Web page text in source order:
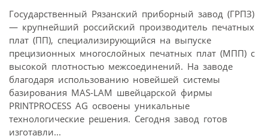
Государственный Рязанский приборный завод (ГРПЗ)
— крупнейший российский производитель печатных
плат (ПП), специализирующийся на выпуске
прецизионных многослойных печатных плат (МПП) с
высокой плотностью межсоединений. На заводе
благодаря использованию новейшей системы
базирования MAS-LAM швейцарской фирмы
PRINTPROCESS AG освоены уникальные
технологические решения. Сегодня завод готов
изготавли...